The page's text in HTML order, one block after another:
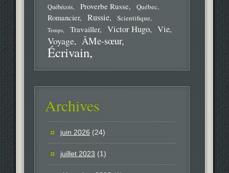
Québécois
Proverbe Russe Québec
Romancier Russie Scientifique
Temps Travailler Victor Hugo Vie
Voyage ÂMe-sœur
Écrivain
Archives
juin 2026 (24)
juillet 2023 (1)